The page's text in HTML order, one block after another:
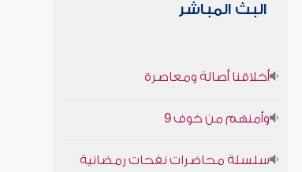
البث المباشر
أخلاقنا أصالة ومعاصرة
وأمنهم من خوف 9
سلسلة محاضرات نفحات رمضانية